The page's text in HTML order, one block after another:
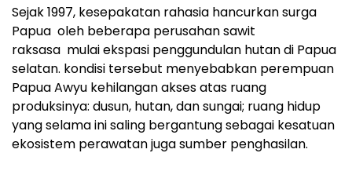
Sejak 1997, kesepakatan rahasia hancurkan surga
Papua oleh beberapa perusahan sawit
raksasa mulai ekspasi penggundulan hutan di Papua
selatan. kondisi tersebut menyebabkan perempuan
Papua Awyu kehilangan akses atas ruang
produksinya: dusun, hutan, dan sungai; ruang hidup
yang selama ini saling bergantung sebagai kesatuan
ekosistem perawatan juga sumber penghasilan.